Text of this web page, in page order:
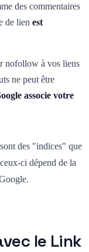
des commentaires
de lien est
nofollow à vos liens
ne peut être
associe votre
des "indices" que
ci dépend de la
le Link